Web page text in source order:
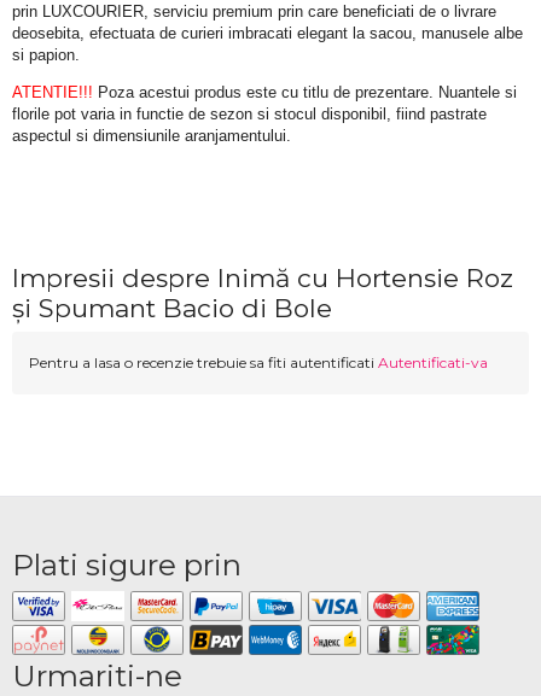
prin LUXCOURIER, serviciu premium prin care beneficiati de o livrare
deosebita, efectuata de curieri imbracati elegant la sacou, manusele albe
si papion.
ATENTIE!!! Poza acestui produs este cu titlu de prezentare. Nuantele si
florile pot varia in functie de sezon si stocul disponibil, fiind pastrate
aspectul si dimensiunile aranjamentului.
Impresii despre Inimă cu Hortensie Roz
și Spumant Bacio di Bole
Pentru a lasa o recenzie trebuie sa fiti autentificati Autentificati-va
Plati sigure prin
Urmariti-ne